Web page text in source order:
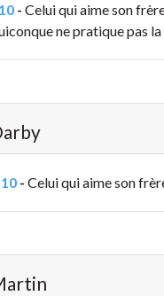
- Celui qui aime son
ne pratique pas la
- Celui qui aime son